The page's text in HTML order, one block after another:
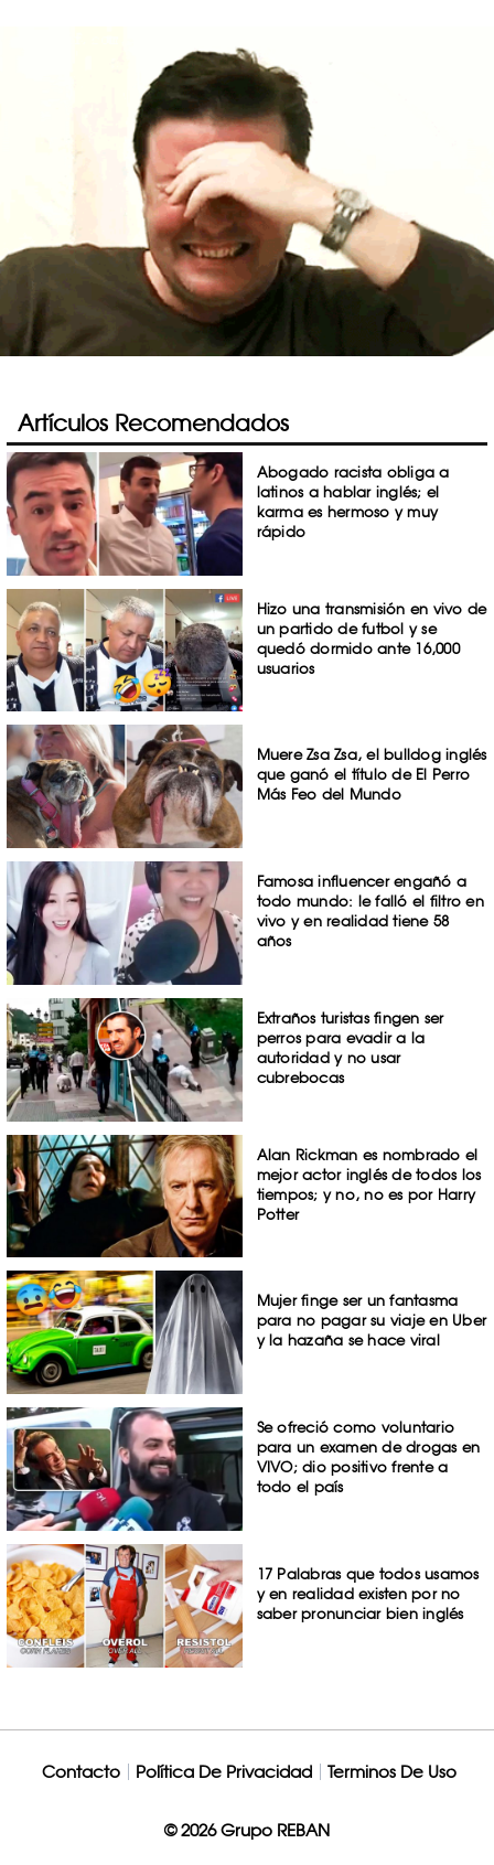
Artículos Recomendados
Abogado racista obliga a
latinos a hablar inglés; el
karma es hermoso y muy
rápido
Hizo una transmisión en vivo de
un partido de futbol y se
quedó dormido ante 16,000
usuarios
Muere Zsa Zsa, el bulldog inglés
que ganó el título de El Perro
Más Feo del Mundo
Famosa influencer engañó a
todo mundo: le falló el filtro en
vivo y en realidad tiene 58
años
Extraños turistas fingen ser
perros para evadir a la
autoridad y no usar
cubrebocas
Alan Rickman es nombrado el
mejor actor inglés de todos los
tiempos; y no, no es por Harry
Potter
Mujer finge ser un fantasma
para no pagar su viaje en Uber
y la hazaña se hace viral
Se ofreció como voluntario
para un examen de drogas en
VIVO; dio positivo frente a
todo el país
17 Palabras que todos usamos
y en realidad existen por no
saber pronunciar bien inglés
Contacto Política De Privacidad Terminos De Uso
© 2026 Grupo REBAN